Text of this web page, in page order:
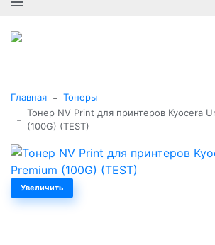
Главная - Тонеры
- Тонер NV Print для принтеров Kyocera
(100G) (TEST)
Увеличить